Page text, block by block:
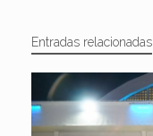
Entradas relacionadas